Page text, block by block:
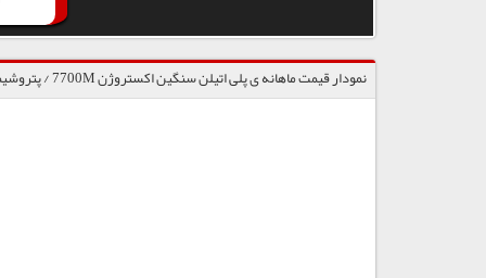
نمودار قیمت ماهانه ی پلی اتیلن سنگین اکستروژن 7700M / پتروشیمی ایلام